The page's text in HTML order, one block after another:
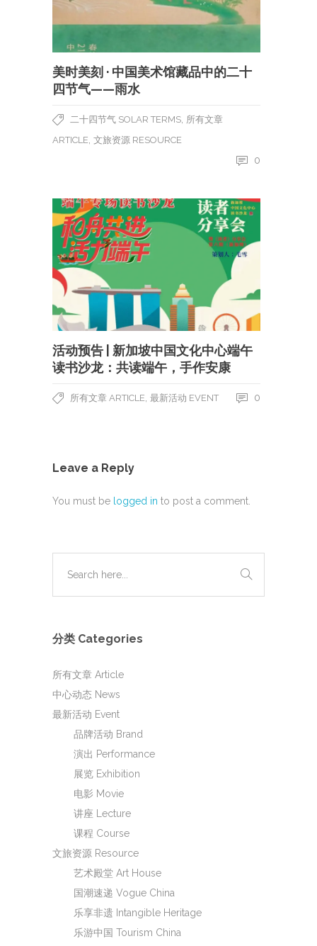
美时美刻 · 中国美术馆藏品中的二十
四节气——雨水
二十四节气 SOLAR TERMS 所有文章
ARTICLE 文旅资源 RESOURCE
0
活动预告 | 新加坡中国文化中心端午
读书沙龙：共读端午，手作安康
所有文章 ARTICLE, 最新活动 EVENT 0
Leave a Reply
You must be logged in to post a comment.
分类 Categories
所有文章 Article
中心动态 News
最新活动 Event
品牌活动 Brand
演出 Performance
展览 Exhibition
电影 Movie
讲座 Lecture
课程 Course
文旅资源 Resource
艺术殿堂 Art House
国潮速递 Vogue China
乐享非遗 Intangible Heritage
乐游中国 Tourism China